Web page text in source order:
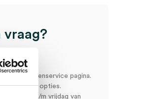
vraag?
onze klantenservice pagina.
opties.
maandag t/m vrijdag van